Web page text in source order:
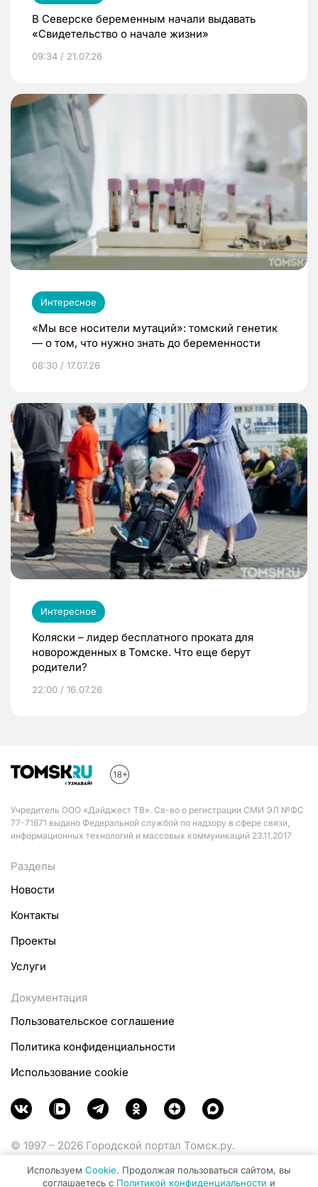
В Северске беременным начали выдавать
«Свидетельство о начале жизни»
09:34 / 21.07.26
Интересное
«Мы все носители мутаций»: томский генетик
— о том, что нужно знать до беременности
08:30 / 17.07.26
Интересное
Коляски – лидер бесплатного проката для
новорожденных в Томске. Что еще берут
родители?
22:00 / 16.07.26
Учредитель ООО «Дайджест ТВ». Св-во о регистрации СМИ ЭЛ №ФС
77-71671 выдано Федеральной службой по надзору в сфере связи,
информационных технологий и массовых коммуникаций 23.11.2017
Разделы
Новости
Контакты
Проекты
Услуги
Документация
Пользовательское соглашение
Политика конфиденциальности
Использование cookie
© 1997 – 2026 Городской портал Томск.ру.
Министерства цифрового развития, связи и массовых
Используем Cookie. Продолжая пользоваться сайтом, вы
соглашаетесь с Политикой конфиденциальности и